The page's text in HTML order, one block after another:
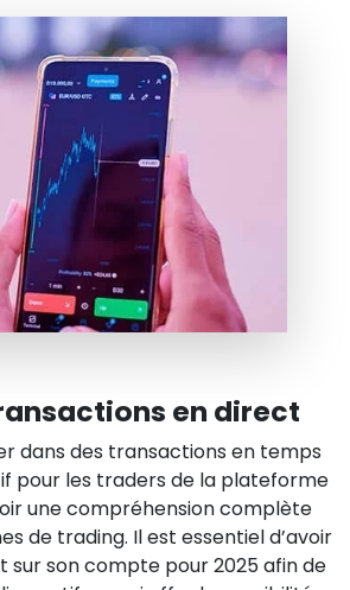
en direct
dans des transactions en temps
pour les traders de la plateforme
une compréhension complète
de trading. Il est essentiel d’avoir
sur son compte pour 2025 afin de